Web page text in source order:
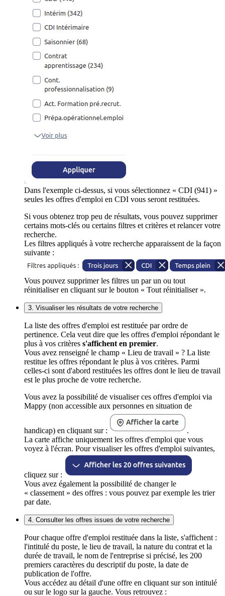
Dans l'exemple ci-dessus, si vous sélectionnez « CDI (941) »
seules les offres d'emploi en CDI vous seront restituées.
Si vous obtenez trop peu de résultats, vous pouvez supprimer
certains mots-clés ou certains filtres et critères et relancer votre
recherche.
Les filtres appliqués à votre recherche apparaissent de la façon
suivante :
Vous pouvez supprimer les filtres un par un ou tout
réinitialiser en cliquant sur le bouton « Tout réinitialiser ».
3. Visualiser les résultats de votre recherche
La liste des offres d'emploi est restituée par ordre de
pertinence. Cela veut dire que les offres d'emploi répondant le
plus à vos critères s'affichent en premier.
Vous avez renseigné le champ « Lieu de travail » ? La liste
restitue les offres répondant le plus à vos critères. Parmi
celles-ci sont d'abord restituées les offres dont le lieu de travail
est le plus proche de votre recherche.
Vous avez la possibilité de visualiser ces offres d'emploi via
Mappy (non accessible aux personnes en situation de
handicap) en cliquant sur :
.
La carte affiche uniquement les offres d'emploi que vous
voyez à l'écran. Pour visualiser les offres d'emploi suivantes,
cliquez sur :
Vous avez également la possibilité de changer le
« classement » des offres : vous pouvez par exemple les trier
par date.
4. Consulter les offres issues de votre recherche
Pour chaque offre d'emploi restituée dans la liste, s'affichent :
l'intitulé du poste, le lieu de travail, la nature du contrat et la
durée de travail, le nom de l'entreprise si précisé, les 200
premiers caractères du descriptif du poste, la date de
publication de l'offre.
Vous accédez au détail d'une offre en cliquant sur son intitulé
ou sur le logo sur la gauche. Vous retrouvez :